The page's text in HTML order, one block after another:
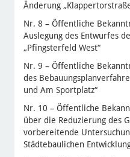
Änderung
Nr. 8 – Öffentliche
Auslegung des Entwurfes
„Pfingsterfeld West“
Nr. 9 – Öffentliche
des
und Am Sportplatz“
Nr. 10 – Öffentliche
über die Reduzierung des
vorbereitende
Städtebaulichen